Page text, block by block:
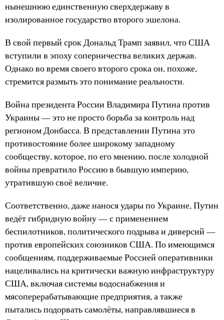
нынешнюю единственную сверхдержаву в
изолированное государство второго эшелона.
В свой первый срок Дональд Трамп заявил, что США
вступили в эпоху соперничества великих держав.
Однако во время своего второго срока он, похоже,
стремится размыть это понимание реальности.
Война президента России Владимира Путина против
Украины — это не просто борьба за контроль над
регионом Донбасса. В представлении Путина это
противостояние более широкому западному
сообществу, которое, по его мнению, после холодной
войны превратило Россию в бывшую империю,
утратившую своё величие.
Соответственно, даже нанося удары по Украине, Путин
ведёт гибридную войну — с применением
беспилотников, политического подрыва и диверсий —
против европейских союзников США. По имеющимся
сообщениям, поддерживаемые Россией оперативники
нацеливались на критически важную инфраструктуру
США, включая системы водоснабжения и
мясоперерабатывающие предприятия, а также
пытались подорвать самолёты, направлявшиеся в